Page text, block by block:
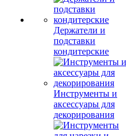
Держатели и
подставки
кондитерские
Инструменты и
аксессуары для
декорирования